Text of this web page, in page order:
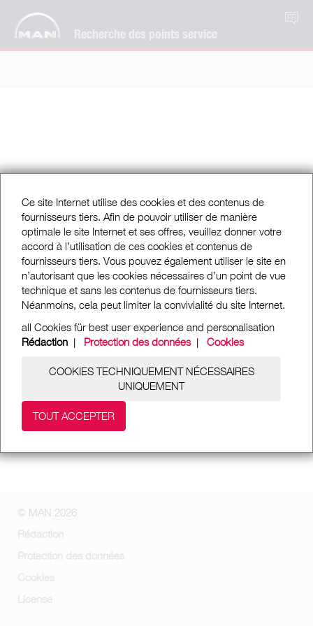
Recherche des points service
FR
Ce site Internet utilise des cookies et des contenus de
fournisseurs tiers. Afin de pouvoir utiliser de manière
optimale le site Internet et ses offres, veuillez donner votre
accord à l’utilisation de ces cookies et contenus de
fournisseurs tiers. Vous pouvez également utiliser le site en
n’autorisant que les cookies nécessaires d’un point de vue
technique et sans les contenus de fournisseurs tiers.
Néanmoins, cela peut limiter la convivialité du site Internet.
all Cookies für best user experience and personalisation
Rédaction | Protection des données| Cookies
COOKIES TECHNIQUEMENT NÉCESSAIRES
UNIQUEMENT
TOUT ACCEPTER
© MAN 2026